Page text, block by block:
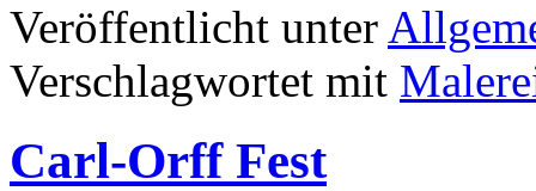
Veröffentlicht unter
Verschlagwortet mit
Carl-Orff Fest